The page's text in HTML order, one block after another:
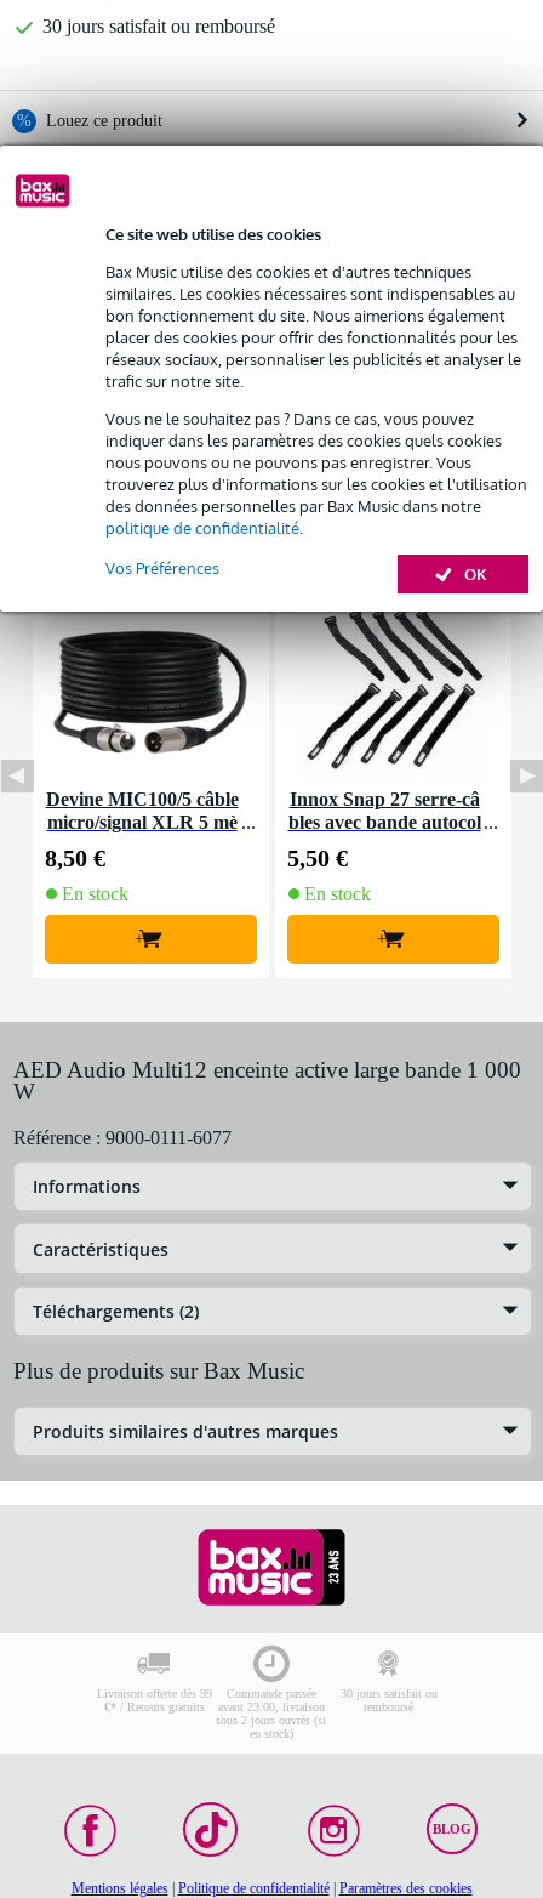
Ce site web utilise des cookies
Bax Music utilise des cookies et d'autres techniques
similaires. Les cookies nécessaires sont indispensables au
bon fonctionnement du site. Nous aimerions également
placer des cookies pour offrir des fonctionnalités pour les
réseaux sociaux, personnaliser les publicités et analyser le
trafic sur notre site.
Vous ne le souhaitez pas ? Dans ce cas, vous pouvez
indiquer dans les paramètres des cookies quels cookies
nous pouvons ou ne pouvons pas enregistrer. Vous
trouverez plus d'informations sur les cookies et l'utilisation
des données personnelles par Bax Music dans notre
politique de confidentialité
OK
Vos Préférences
30 jours satisfait ou remboursé
% Louez ce produit
Louez ce produit à partir de 50 € par mois
2 500 €
Livraison à domicile
gratuite
Résiliation possible du contrat après 4 mois
Possibilité d'acheter votre/vos produit(s) à un tarif réduit
Remplacement rapide par Bax Music en cas de défectuosité
Informations
Modes de fonctionnement : Concert - Club - Monitor
Réponse en fréquence (-3 dB) : 47 Hz - 18 kHz
SPL max. à 1 m : 117 dB / 123 dB crête
Afficher toutes les caractéristiques du produit
Autres variantes (4)
Accessoires (5)
Devine MIC100/5 câble
micro/signal XLR 5 mè
8,50 €
En stock
+
Innox Snap 27 serre-câ
bles avec bande autocol
5,50 €
En stock
+
AED Audio Multi12 enceinte active large bande 1 000
W
Référence : 9000-0111-6077
Informations
Caractéristiques
Téléchargements (2)
Plus de produits sur Bax Music
Produits similaires d'autres marques
Livraison offerte dès 99
€* / Retours gratuits
Commande passée
avant 23:00, livraison
sous 2 jours ouvrés (si
en stock)
30 jours satisfait ou
remboursé
BLOG
Mentions légales| Politique de confidentialité| Paramètres des cookies